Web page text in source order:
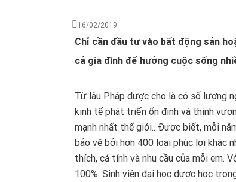
16/02/2019
Chỉ cần đầu tư vào bất động sản
cả gia đình để hưởng cuộc sống
Từ lâu Pháp được cho là có số lượng
kinh tế phát triển ổn định và thịnh
mạnh nhất thế giới.. Được biết, mỗi
bảo vệ bởi hơn 400 loại phúc lợi khác
thích, cá tính và nhu cầu của mỗi
100%. Sinh viên đại học được học